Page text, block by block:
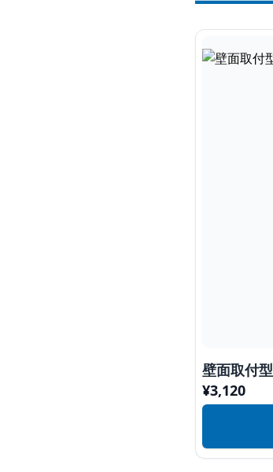
壁面取付
¥3,120